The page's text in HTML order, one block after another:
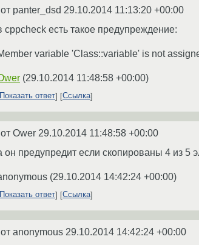
от panter_dsd 29.10.2014 11:13:20 +00:00
cppcheck есть такое предупреждение:
variable 'Class::variable' is not
(29.10.2014 11:48:58 +00:00)
Показать ответ Ссылка
от Ower 29.10.2014 11:48:58 +00:00
он предупредит если скопированы 4 из 5
(29.10.2014 14:42:24 +00:00)
Показать ответ Ссылка
от anonymous 29.10.2014 14:42:24 +00:00